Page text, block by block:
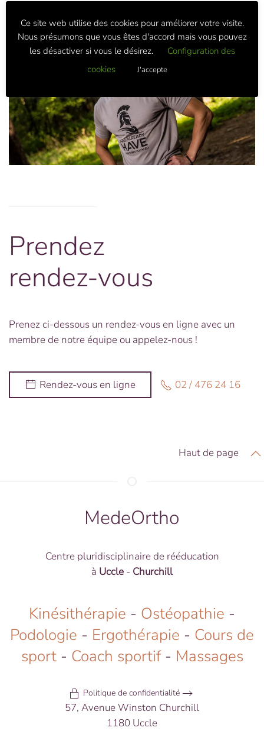
Prendez
rendez-vous
Prenez ci-dessous un rendez-vous en ligne avec un
membre de notre équipe ou appelez-nous !
Rendez-vous en ligne 02 / 476 24 16
Haut de page
MedeOrtho
Centre pluridisciplinaire de rééducation
à Uccle - Churchill
Kinésithérapie - Ostéopathie -
Podologie - Ergothérapie - Cours de
sport- Coach sportif- Massages
Politique de confidentialité
57, Avenue Winston Churchill
1180 Uccle
Ce site web utilise des cookies pour améliorer votre visite.
Nous présumons que vous êtes d'accord mais vous pouvez
les désactiver si vous le désirez.
Configuration des
cookies
J'accepte